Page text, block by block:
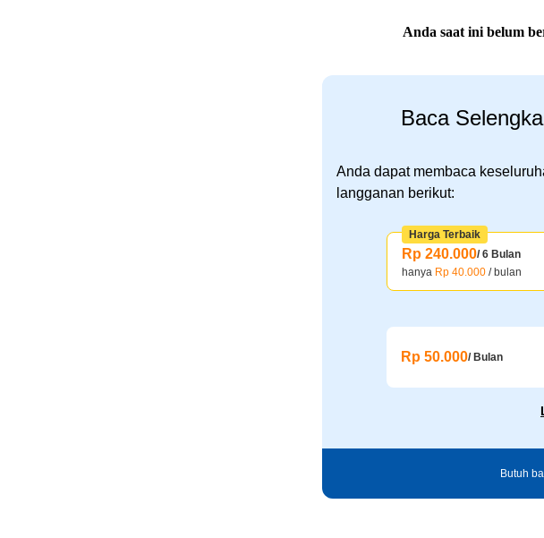
Anda saat ini belum
Baca
Anda dapat membaca
langganan berikut:
Rp 240.000/ 6 Bulan
hanya Rp 40.000 / bulan
Harga Terbaik
Rp 50.000/ Bulan
Butuh